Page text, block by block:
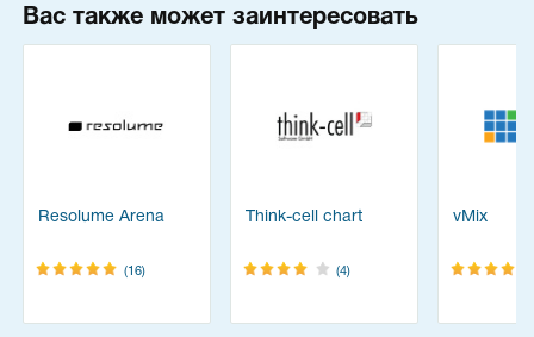
Вас также может заинтересовать
Resolume Arena
(16)
Think-cell chart
(4)
vMix